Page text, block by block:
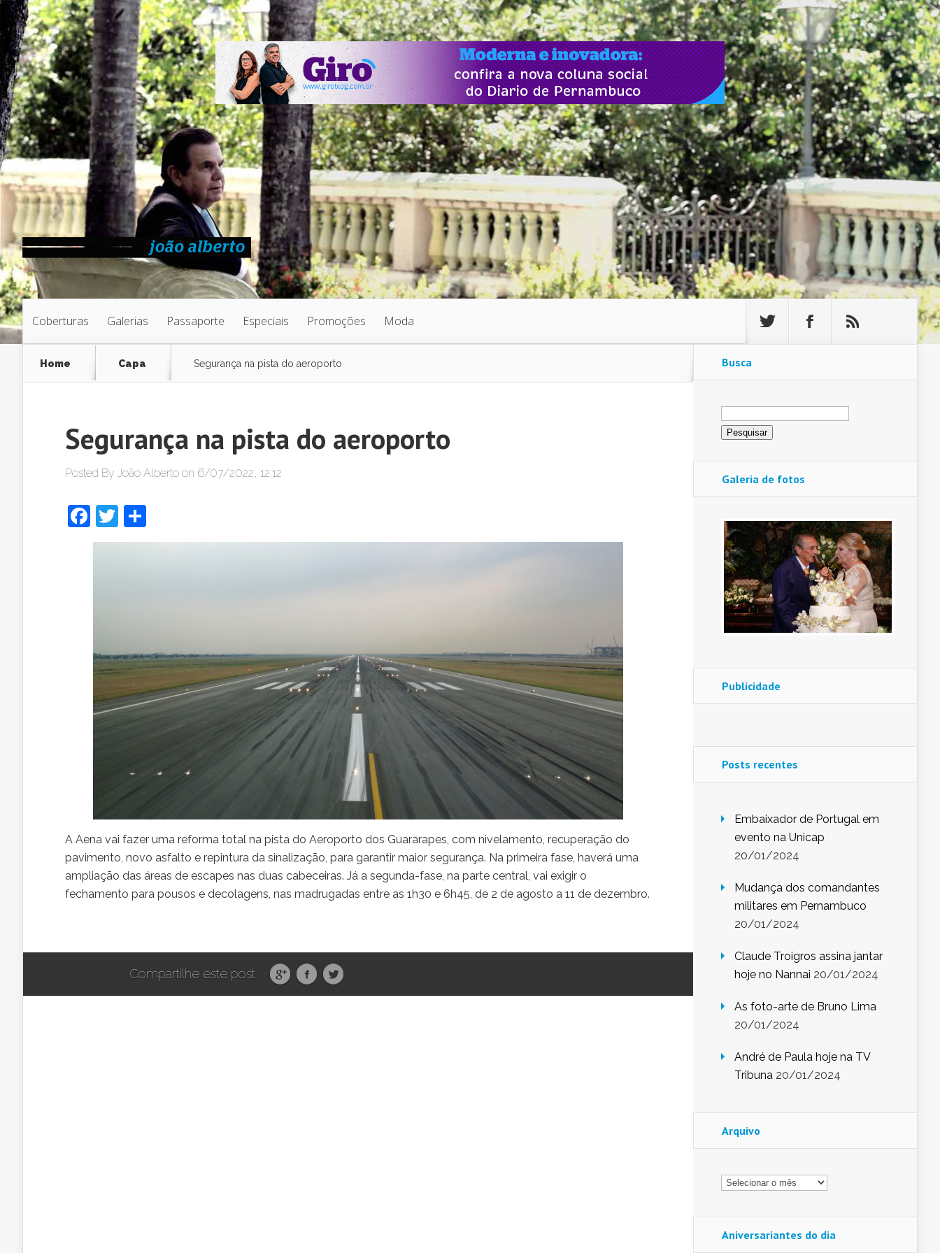
Coberturas Galerias Passaporte Especiais Promoções Moda
Home Capa Segurança na pista do aeroporto
Segurança na pista do aeroporto
Posted By João Alberto on 6/07/2022, 12:12
Facebook
Twitter
A Aena vai fazer uma reforma total na pista do Aeroporto dos Guararapes, com nivelamento, recuperação do
pavimento, novo asfalto e repintura da sinalização, para garantir maior segurança. Na primeira fase, haverá uma
ampliação das áreas de escapes nas duas cabeceiras. Já a segunda-fase, na parte central, vai exigir o
fechamento para pousos e decolagens, nas madrugadas entre as 1h30 e 6h45, de 2 de agosto a 11 de dezembro.
Compartilhe este post
Busca
Pesquisar
por:
Galeria de fotos
Publicidade
Posts recentes
Embaixador de Portugal em
evento na Unicap
20/01/2024
Mudança dos comandantes
militares em Pernambuco
20/01/2024
Claude Troigros assina jantar
hoje no Nannai 20/01/2024
As foto-arte de Bruno Lima
20/01/2024
André de Paula hoje na TV
Tribuna 20/01/2024
Arquivo
Arquivo
Aniversariantes do dia